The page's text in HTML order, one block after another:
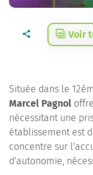
Voir
Située dans le
Marcel Pagnol
nécessitant une
établissement est
concentre sur
d'autonomie,